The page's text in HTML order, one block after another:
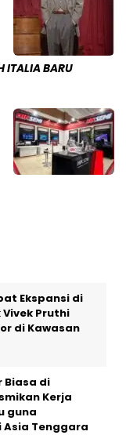
ITALIA BARU
Ekspansi di
Pruthi
di Kawasan
Biasa di
Kerja
guna
Asia Tenggara